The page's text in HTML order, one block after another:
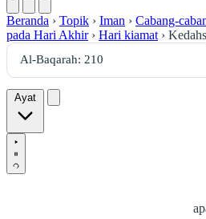
Beranda › Topik › Iman › Cabang-
pada Hari Akhir › Hari kiamat ›
Ayat